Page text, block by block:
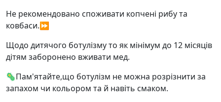
Не рекомендовано споживати копчені рибу та
ковбаси.⏩
Щодо дитячого ботулізму то як мінімум до 12 місяців
дітям заборонено вживати мед.
🦠Пам'ятайте,що ботулізм не можна розрізнити за
запахом чи кольором та й навіть смаком.